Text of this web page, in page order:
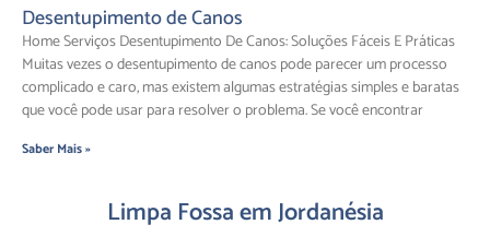
Desentupimento de Canos
Home Serviços Desentupimento De Canos: Soluções Fáceis E Práticas
Muitas vezes o desentupimento de canos pode parecer um processo
complicado e caro, mas existem algumas estratégias simples e baratas
que você pode usar para resolver o problema. Se você encontrar
Saber Mais »
Limpa Fossa em Jordanésia